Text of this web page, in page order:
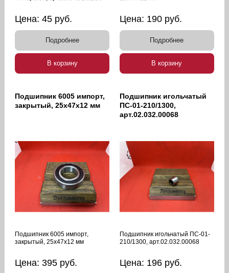
Цена:45 руб.
Подробнее
В корзину
Цена: 190 руб.
Подробнее
В корзину
Подшипник 6005 импорт,
закрытый, 25х47х12 мм
Подшипник 6005 импорт,
закрытый, 25х47х12 мм
Цена:395 руб.
Подшипник игольчатый
ПС-01-210/1300,
арт.02.032.00068
Подшипник игольчатый ПС-01-
210/1300, арт.02.032.00068
Цена: 196 руб.